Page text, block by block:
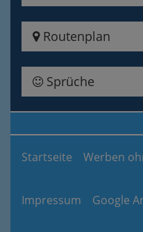
Routenplan
Sprüche
Startseite Werben
Impressum Google